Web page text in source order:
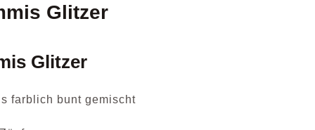
Glitzer
Glitzer
farblich bunt gemischt